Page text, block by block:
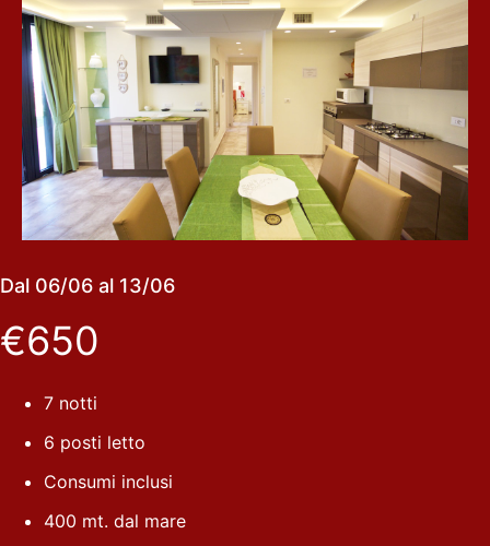
Dal 06/06 al 13/06
€650
7 notti
6 posti letto
Consumi inclusi
400 mt. dal mare